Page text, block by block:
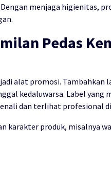
menjaga higienitas,
Pedas
alat promosi. Tambahkan
kedaluwarsa. Label yang
dan terlihat profesional
karakter produk, misalnya